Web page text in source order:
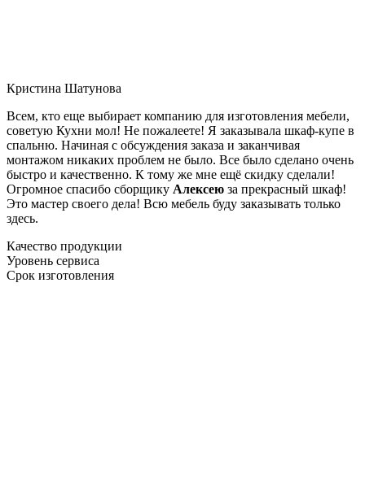
Кристина Шатунова
Всем, кто еще выбирает компанию для изготовления мебели,
советую Кухни мол! Не пожалеете! Я заказывала шкаф-купе в
спальню. Начиная с обсуждения заказа и заканчивая
монтажом никаких проблем не было. Все было сделано очень
быстро и качественно. К тому же мне ещё скидку сделали!
Огромное спасибо сборщику Алексею за прекрасный шкаф!
Это мастер своего дела! Всю мебель буду заказывать только
здесь.
Качество продукции
Уровень сервиса
Срок изготовления